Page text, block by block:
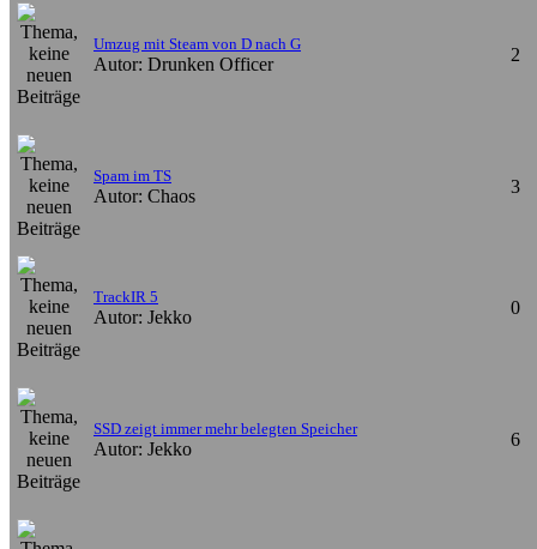
Umzug mit Steam von D nach G
Autor: Drunken Officer 2
Spam im TS
Autor: Chaos 3
TrackIR 5
Autor: Jekko 0
SSD zeigt immer mehr belegten Speicher
Autor: Jekko 6